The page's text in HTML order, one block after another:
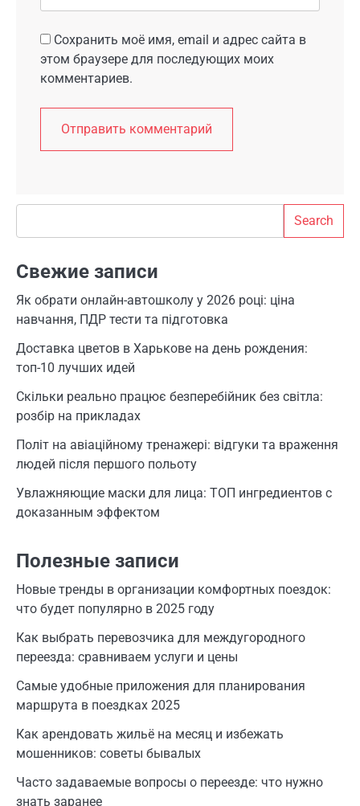
Сохранить моё имя, email и адрес сайта в
этом браузере для последующих моих
комментариев.
Search
Свежие записи
Як обрати онлайн-автошколу у 2026 році: ціна
навчання, ПДР тести та підготовка
Доставка цветов в Харькове на день рождения:
топ-10 лучших идей
Скільки реально працює безперебійник без світла:
розбір на прикладах
Політ на авіаційному тренажері: відгуки та враження
людей після першого польоту
Увлажняющие маски для лица: ТОП ингредиентов с
доказанным эффектом
Полезные записи
Новые тренды в организации комфортных поездок:
что будет популярно в 2025 году
Как выбрать перевозчика для междугородного
переезда: сравниваем услуги и цены
Самые удобные приложения для планирования
маршрута в поездках 2025
Как арендовать жильё на месяц и избежать
мошенников: советы бывалых
Часто задаваемые вопросы о переезде: что нужно
знать заранее